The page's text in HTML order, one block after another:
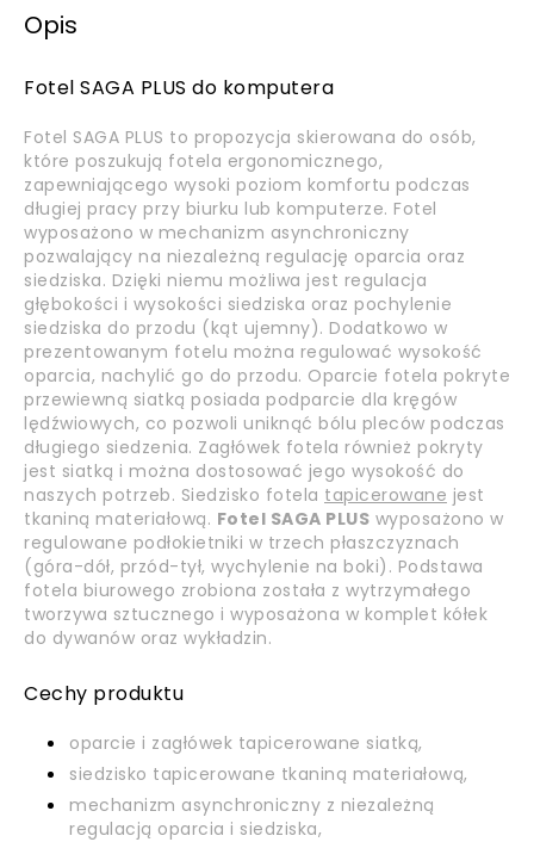
Opis
Fotel SAGA PLUS do komputera
Fotel SAGA PLUS to propozycja skierowana do osób,
które poszukują fotela ergonomicznego,
zapewniającego wysoki poziom komfortu podczas
długiej pracy przy biurku lub komputerze. Fotel
wyposażono w mechanizm asynchroniczny
pozwalający na niezależną regulację oparcia oraz
siedziska. Dzięki niemu możliwa jest regulacja
głębokości i wysokości siedziska oraz pochylenie
siedziska do przodu (kąt ujemny). Dodatkowo w
prezentowanym fotelu można regulować wysokość
oparcia, nachylić go do przodu. Oparcie fotela pokryte
przewiewną siatką posiada podparcie dla kręgów
lędźwiowych, co pozwoli uniknąć bólu pleców podczas
długiego siedzenia. Zagłówek fotela również pokryty
jest siatką i można dostosować jego wysokość do
naszych potrzeb. Siedzisko fotela tapicerowane jest
tkaniną materiałową. Fotel SAGA PLUS wyposażono w
regulowane podłokietniki w trzech płaszczyznach
(góra-dół, przód-tył, wychylenie na boki). Podstawa
fotela biurowego zrobiona została z wytrzymałego
tworzywa sztucznego i wyposażona w komplet kółek
do dywanów oraz wykładzin.
Cechy produktu
oparcie i zagłówek tapicerowane siatką,
siedzisko tapicerowane tkaniną materiałową,
mechanizm asynchroniczny z niezależną
regulacją oparcia i siedziska,